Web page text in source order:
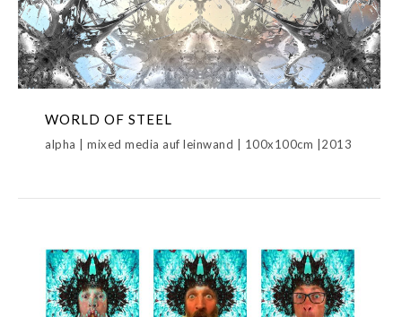
WORLD OF STEEL
alpha | mixed media auf leinwand | 100x100cm |2013